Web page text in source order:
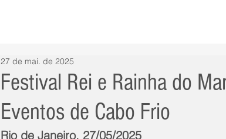
Festival Rei e Rainha do
Eventos de Cabo Frio
27 de mai. de 2025
Rio de Janeiro, 27/05/2025